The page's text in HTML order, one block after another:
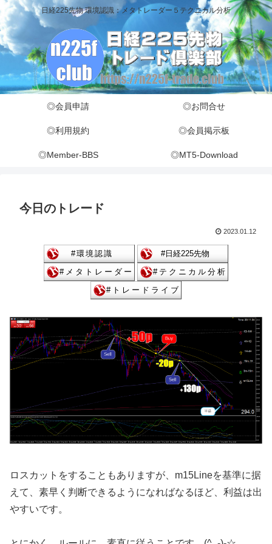
日経225先物 環境認識：メタトレーダー５テクニカル分析
◎会員申請 ◎お問合せ
◎利用規約 ◎会員掲示板
◎Member-BBS ◎MT5-Download
今日のトレード
2023.01.12
ロスカットをすることもありますが、m15Lineを基準に据
えて、素早く判断できるようになればなるほど、利益は出
やすいです。